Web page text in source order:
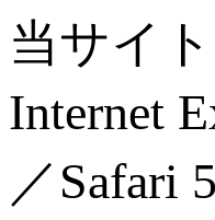
当サイ
Internet
／Safari